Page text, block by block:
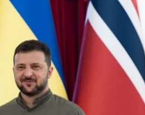
заявил
на пресс-
украинских пилотов.
Стере объяснил, что
часть F-16